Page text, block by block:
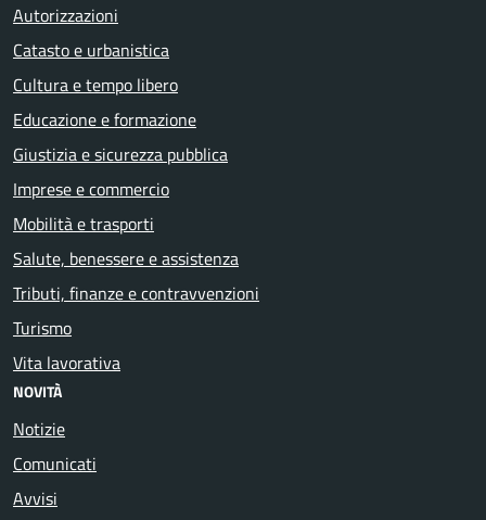
Autorizzazioni
Catasto e urbanistica
Cultura e tempo libero
Educazione e formazione
Giustizia e sicurezza pubblica
Imprese e commercio
Mobilità e trasporti
Salute, benessere e assistenza
Tributi, finanze e contravvenzioni
Turismo
Vita lavorativa
NOVITÀ
Notizie
Comunicati
Avvisi